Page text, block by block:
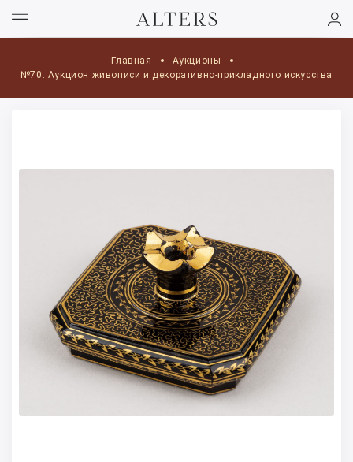
Главная
Аукционы
№70. Аукцион живописи и декоративно-прикладного искусства